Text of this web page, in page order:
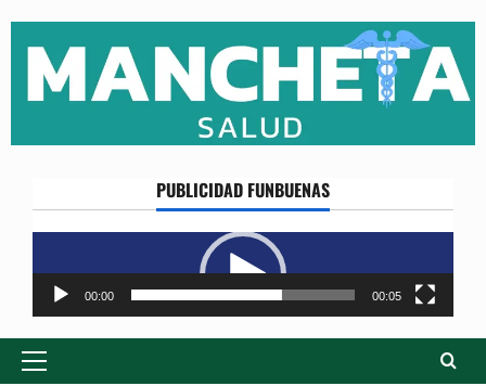
content
PUBLICIDAD FUNBUENAS
Reproductor
de
vídeo
00:00 00:05
Primary